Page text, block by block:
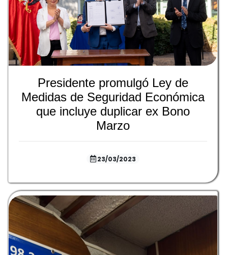
Presidente promulgó Ley de
Medidas de Seguridad Económica
que incluye duplicar ex Bono
Marzo
23/03/2023